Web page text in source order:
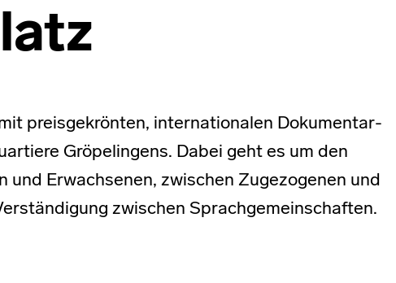
preisgekrönten, internationalen Dokumentar-
Gröpelingens. Dabei geht es um den
und Erwachsenen, zwischen Zugezogenen und
zwischen Sprachgemeinschaften.